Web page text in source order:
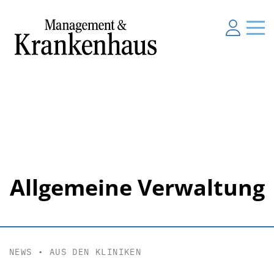
Allgemeine Verwaltung
NEWS • AUS DEN KLINIKEN